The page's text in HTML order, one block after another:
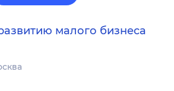
малого бизнеса